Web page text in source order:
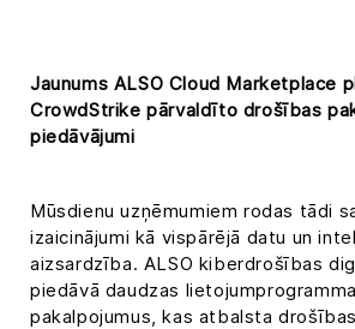
Jaunums ALSO Cloud Marketplace
CrowdStrike pārvaldīto drošības
piedāvājumi
Mūsdienu uzņēmumiem rodas tādi
izaicinājumi kā vispārējā datu un
aizsardzība. ALSO kiberdrošības
piedāvā daudzas
pakalpojumus, kas atbalsta